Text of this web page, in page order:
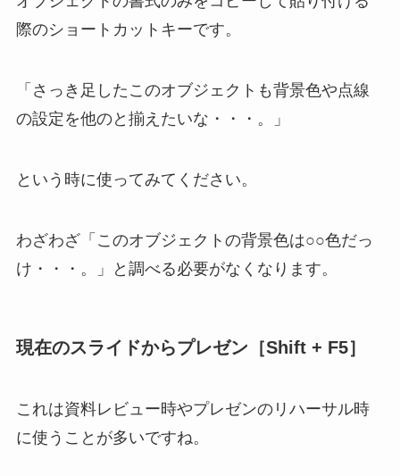
際のショートカットキーです。
「さっき足したこのオブジェクトも背景色や点線
の設定を他のと揃えたいな・・・。」
という時に使ってみてください。
わざわざ「このオブジェクトの背景色は○○色だっ
け・・・。」と調べる必要がなくなります。
現在のスライドからプレゼン［Shift + F5］
これは資料レビュー時やプレゼンのリハーサル時
に使う ことが多いですね。